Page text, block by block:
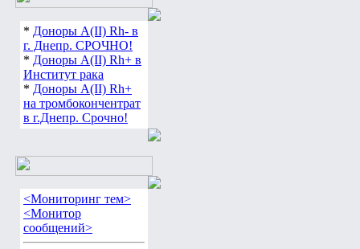
* Доноры А(ІІ) Rh- в
г. Днепр. СРОЧНО!
* Доноры А(ІІ) Rh+ в
Институт рака
* Доноры А(ІІ) Rh+
на тромбокончентрат
в г.Днепр. Срочно!
<Мониторинг тем>
<Монитор
сообщений>